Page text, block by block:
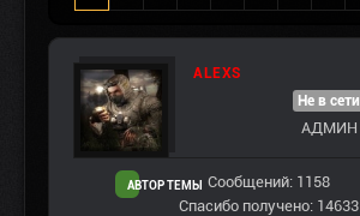
ALEXS
АВТОР ТЕМЫ
Не в сети
АДМИН
Сообщений: 1158
Спасибо получено: 14633